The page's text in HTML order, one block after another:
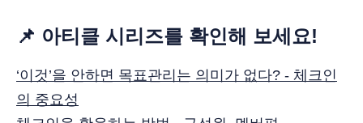
📌 아티클 시리즈를 확인해 보세요!
‘이것’을 안하면 목표관리는 의미가 없다? - 체크인
의 중요성